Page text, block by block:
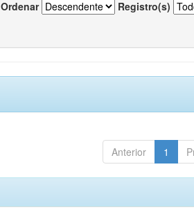
Ordenar Registro(s)
Anterior 1